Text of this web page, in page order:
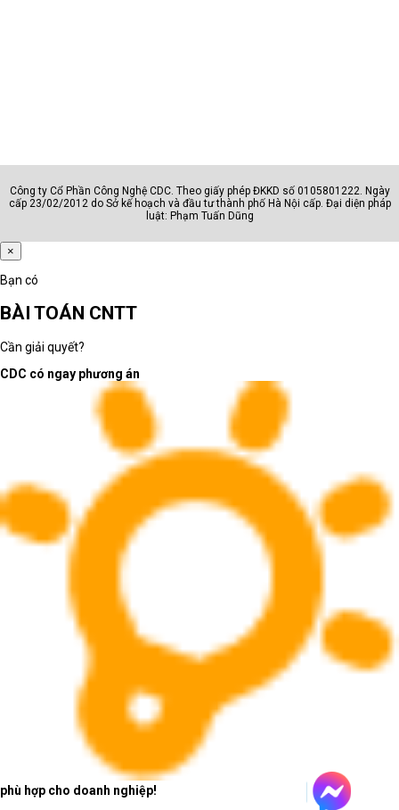
Công ty Cổ Phần Công Nghệ CDC. Theo giấy phép ĐKKD số 0105801222. Ngày
cấp 23/02/2012 do Sở kế hoạch và đầu tư thành phố Hà Nội cấp. Đại diện pháp
luật: Phạm Tuấn Dũng
×
Bạn có
BÀI TOÁN CNTT
Cần giải quyết?
CDC có ngay phương án
phù hợp cho doanh nghiệp!